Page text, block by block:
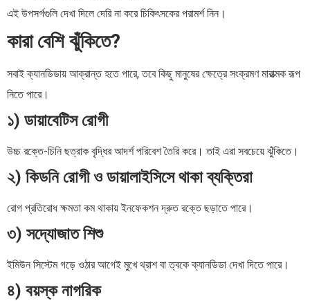
এই উপসর্গগুলি দেখা দিলে দেরি না করে চিকিৎসকের পরামর্শ নিন।
কারা বেশি ঝুঁকিতে?
সবাই ক্যানডিডায় আক্রান্ত হতে পারে, তবে কিছু মানুষের ক্ষেত্রে সংক্রমণ মারাত্মক রূপ
নিতে পারে।
১) ডায়াবেটিস রোগী
উচ্চ রক্তে-চিনি ছত্রাক বৃদ্ধির আদর্শ পরিবেশ তৈরি করে। তাই এরা সবচেয়ে ঝুঁকিতে।
২) কিডনি রোগী ও ডায়ালাইসিসে থাকা ব্যক্তিরা
রোগ প্রতিরোধ ক্ষমতা কম থাকায় ইনফেকশন দ্রুত রক্তে ছড়াতে পারে।
৩) সদ্যোজাত শিশু
ইমিউন সিস্টেম গড়ে ওঠার আগেই মুখে থ্রাশ বা ত্বকে ক্যানডিডা দেখা দিতে পারে।
৪) বয়স্ক নাগরিক